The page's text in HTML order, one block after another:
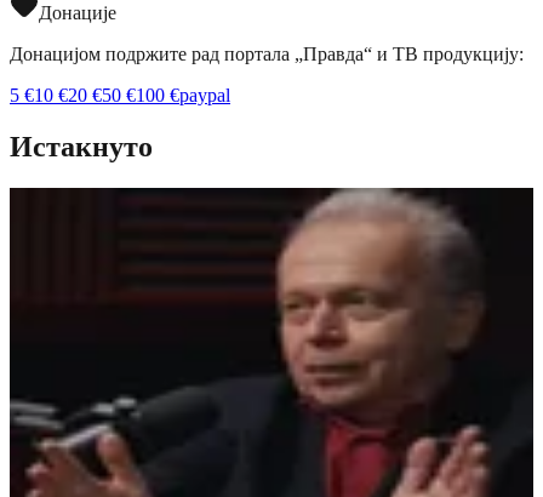
Донације
Донацијом подржите рад портала „Правда“ и ТВ продукцију:
5 €10 €20 €50 €100 €paypal
Истакнуто